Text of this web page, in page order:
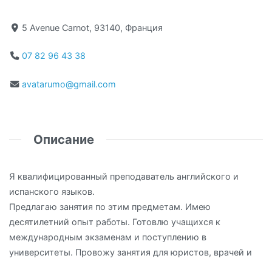
5 Avenue Carnot, 93140, Франция
07 82 96 43 38
avatarumo@gmail.com
Описание
Я квалифицированный преподаватель английского и
испанского языков.
Предлагаю занятия по этим предметам. Имею
десятилетний опыт работы. Готовлю учащихся к
международным экзаменам и поступлению в
университеты. Провожу занятия для юристов, врачей и